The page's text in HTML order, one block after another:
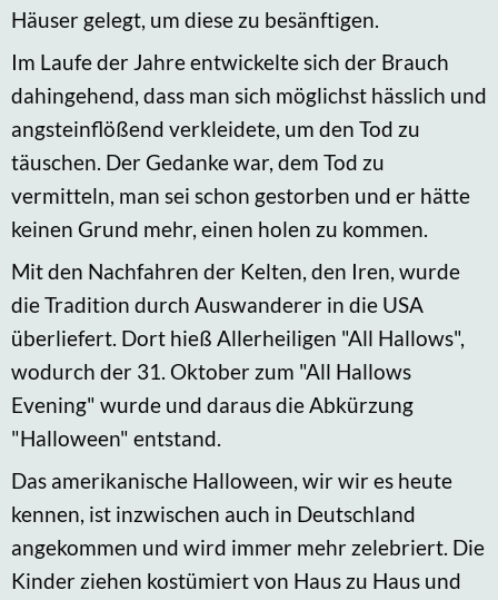
Häuser gelegt, um diese zu besänftigen.
Im Laufe der Jahre entwickelte sich der Brauch
dahingehend, dass man sich möglichst hässlich und
angsteinflößend verkleidete, um den Tod zu
täuschen. Der Gedanke war, dem Tod zu
vermitteln, man sei schon gestorben und er hätte
keinen Grund mehr, einen holen zu kommen.
Mit den Nachfahren der Kelten, den Iren, wurde
die Tradition durch Auswanderer in die USA
überliefert. Dort hieß Allerheiligen "All Hallows",
wodurch der 31. Oktober zum "All Hallows
Evening" wurde und daraus die Abkürzung
"Halloween" entstand.
Das amerikanische Halloween, wir wir es heute
kennen, ist inzwischen auch in Deutschland
angekommen und wird immer mehr zelebriert. Die
Kinder ziehen kostümiert von Haus zu Haus und